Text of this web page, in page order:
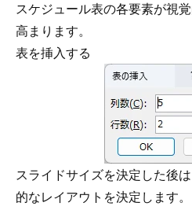
スケジュール表の各要素が視
高まります。
表を挿入する
スライドサイズを決定した後
的なレイアウトを決定します